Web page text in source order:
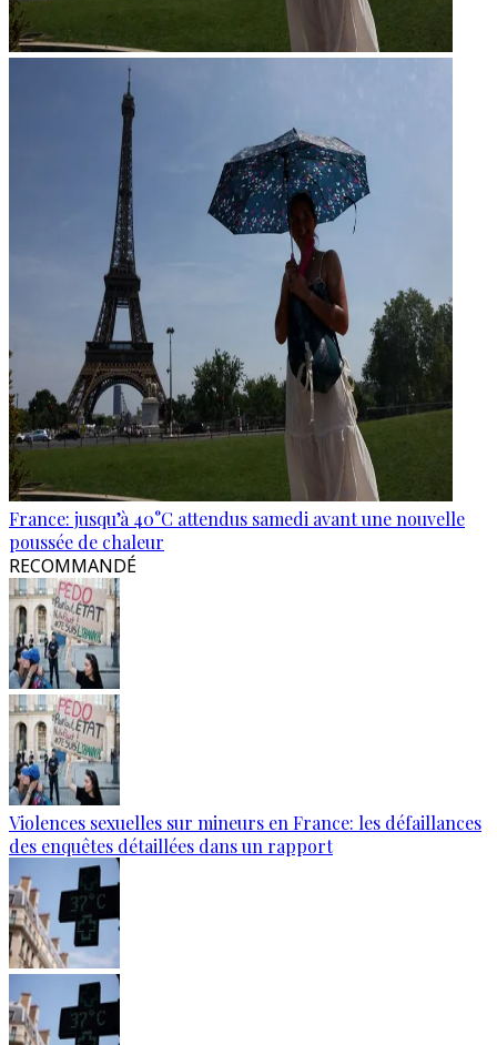
France: jusqu’à 40°C attendus samedi avant une nouvelle
poussée de chaleur
RECOMMANDÉ
Violences sexuelles sur mineurs en France: les défaillances
des enquêtes détaillées dans un rapport